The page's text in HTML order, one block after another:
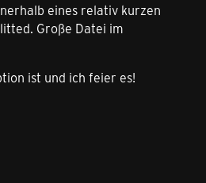
eines relativ kurzen
Große Datei im
ist und ich feier es!